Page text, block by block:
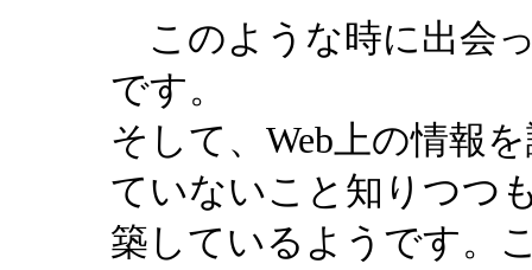
このような時に出会
です。
そして、Web上の情報
ていないこと知りつつ
築しているようです。